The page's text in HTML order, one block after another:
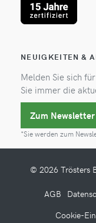
NEUIGKEITEN &
Melden Sie sich
Sie immer die
Zum
*Sie werden zum
© 2026 Trösters
AGB
Cookie-